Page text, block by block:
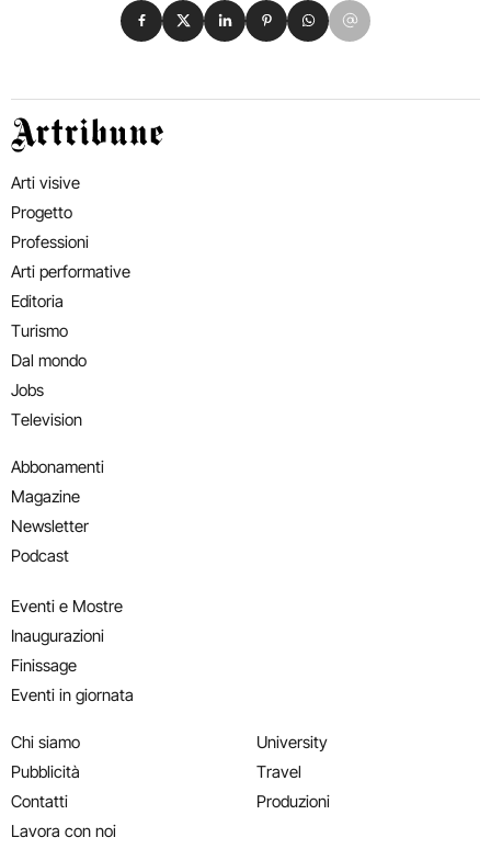
Condividi su Facebook
Condividi su X
Condividi su LinkedIn
Condividi su Pinterest
Condividi su WhatsApp
Condividi su Email
Artribune
Arti visive
Progetto
Professioni
Arti performative
Editoria
Turismo
Dal mondo
Jobs
Television
Abbonamenti
Magazine
Newsletter
Podcast
Eventi e Mostre
Inaugurazioni
Finissage
Eventi in giornata
Chi siamo
Pubblicità
Contatti
Lavora con noi
University
Travel
Produzioni